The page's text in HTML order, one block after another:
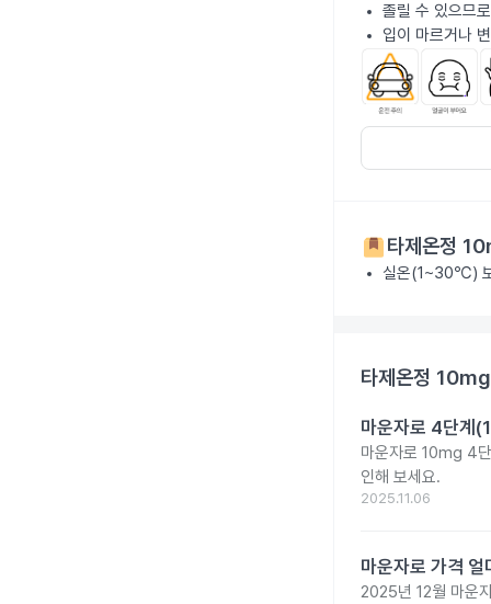
졸릴 수 있으므
입이 마르거나
타제온정
실온(1~30℃)
타제온정 10mg
마운자로 4단계
마운자로 10mg 4
인해 보세요.
2025.11.06
마운자로 가격
2025년 12월 마운